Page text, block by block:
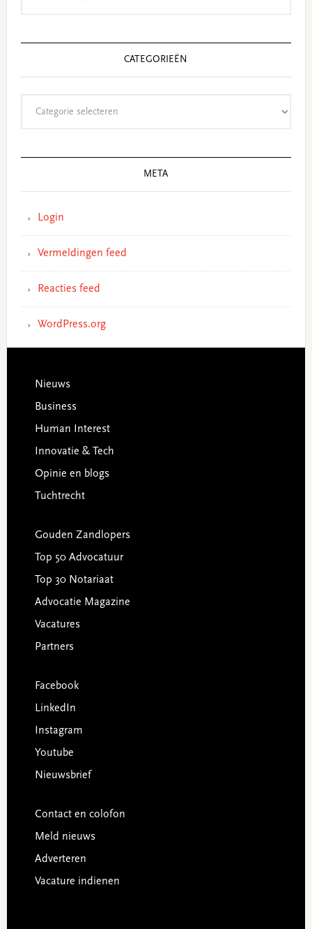
CATEGORIEËN
META
Login
Vermeldingen feed
Reacties feed
WordPress.org
Footer
Nieuws
Business
Human Interest
Innovatie & Tech
Opinie en blogs
Tuchtrecht
Gouden Zandlopers
Top 50 Advocatuur
Top 30 Notariaat
Advocatie Magazine
Vacatures
Partners
Facebook
LinkedIn
Instagram
Youtube
Nieuwsbrief
Contact en colofon
Meld nieuws
Adverteren
Vacature indienen